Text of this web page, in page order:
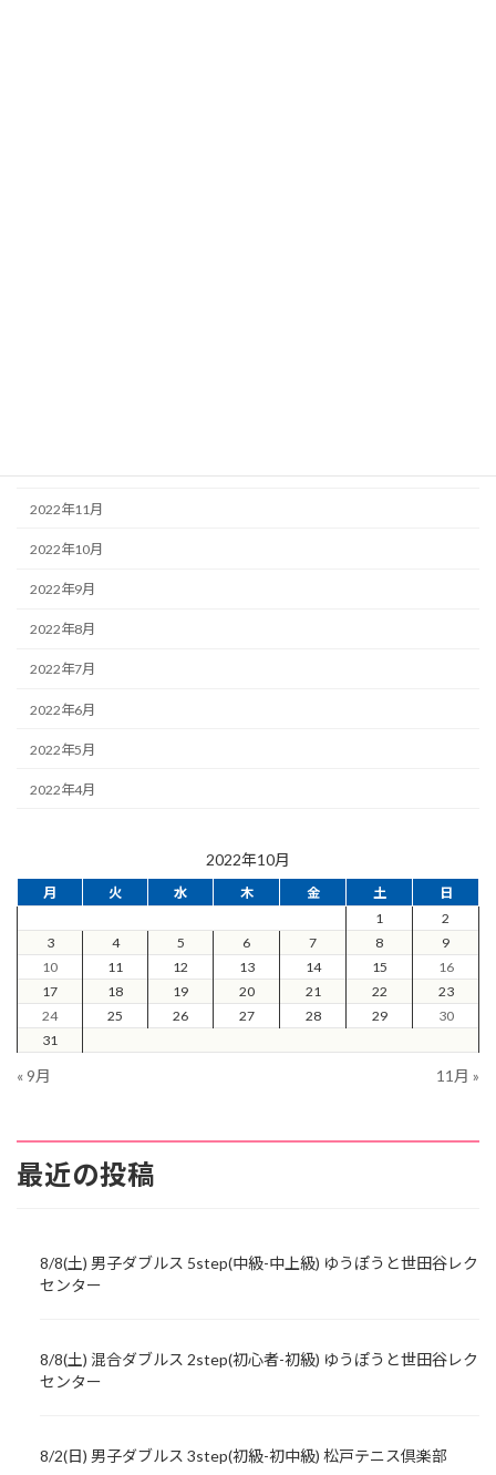
2022年11月
2022年10月
2022年9月
2022年8月
2022年7月
2022年6月
2022年5月
2022年4月
2022年10月
月 火 水 木 金 土
日
1
2
3
4 5 6 7 8
9
10
11 12 13 14 15
16
17
18 19 20 21 22
23
24
25 26 27 28 29
30
31
« 9月 11月 »
最近の投稿
8/8(土) 男子ダブルス 5step(中級-中上級) ゆうぽうと世田谷レク
センター
8/8(土) 混合ダブルス 2step(初心者-初級) ゆうぽうと世田谷レク
センター
8/2(日) 男子ダブルス 3step(初級-初中級) 松戸テニス倶楽部